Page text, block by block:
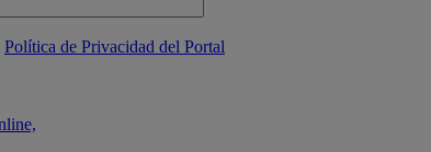
Política de Privacidad del Portal